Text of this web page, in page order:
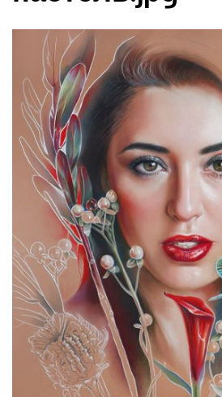
Laura Alunni
Jessica A. McVicker
Ivan Iliev
Ilia Kagan
Evgeny Yakovlev
Obras
Eventos
Finalists Finalistas 2017
Premio Fomenar 2017
Exposición Barcelona 2018
Exposition Verona 2018
Blog